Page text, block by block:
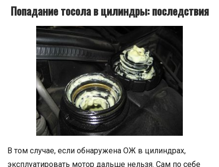
Попадание тосола в цилиндры: последствия
В том случае, если обнаружена ОЖ в цилиндрах,
эксплуатировать мотор дальше нельзя. Сам по себе